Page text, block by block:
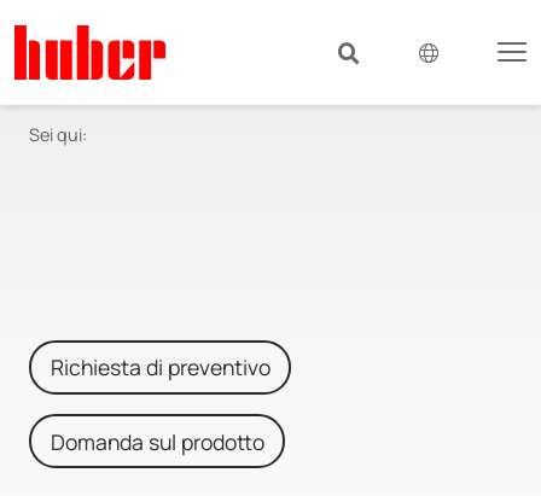
Sei qui:
Richiesta di preventivo
Domanda sul prodotto